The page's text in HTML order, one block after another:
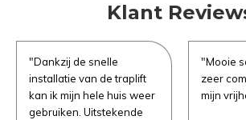
Klant
"Dankzij de snelle
installatie van de traplift
kan ik mijn hele huis weer
gebruiken. Uitstekende
"Mooie
zeer
mijn
Uitproberen in de
winkel